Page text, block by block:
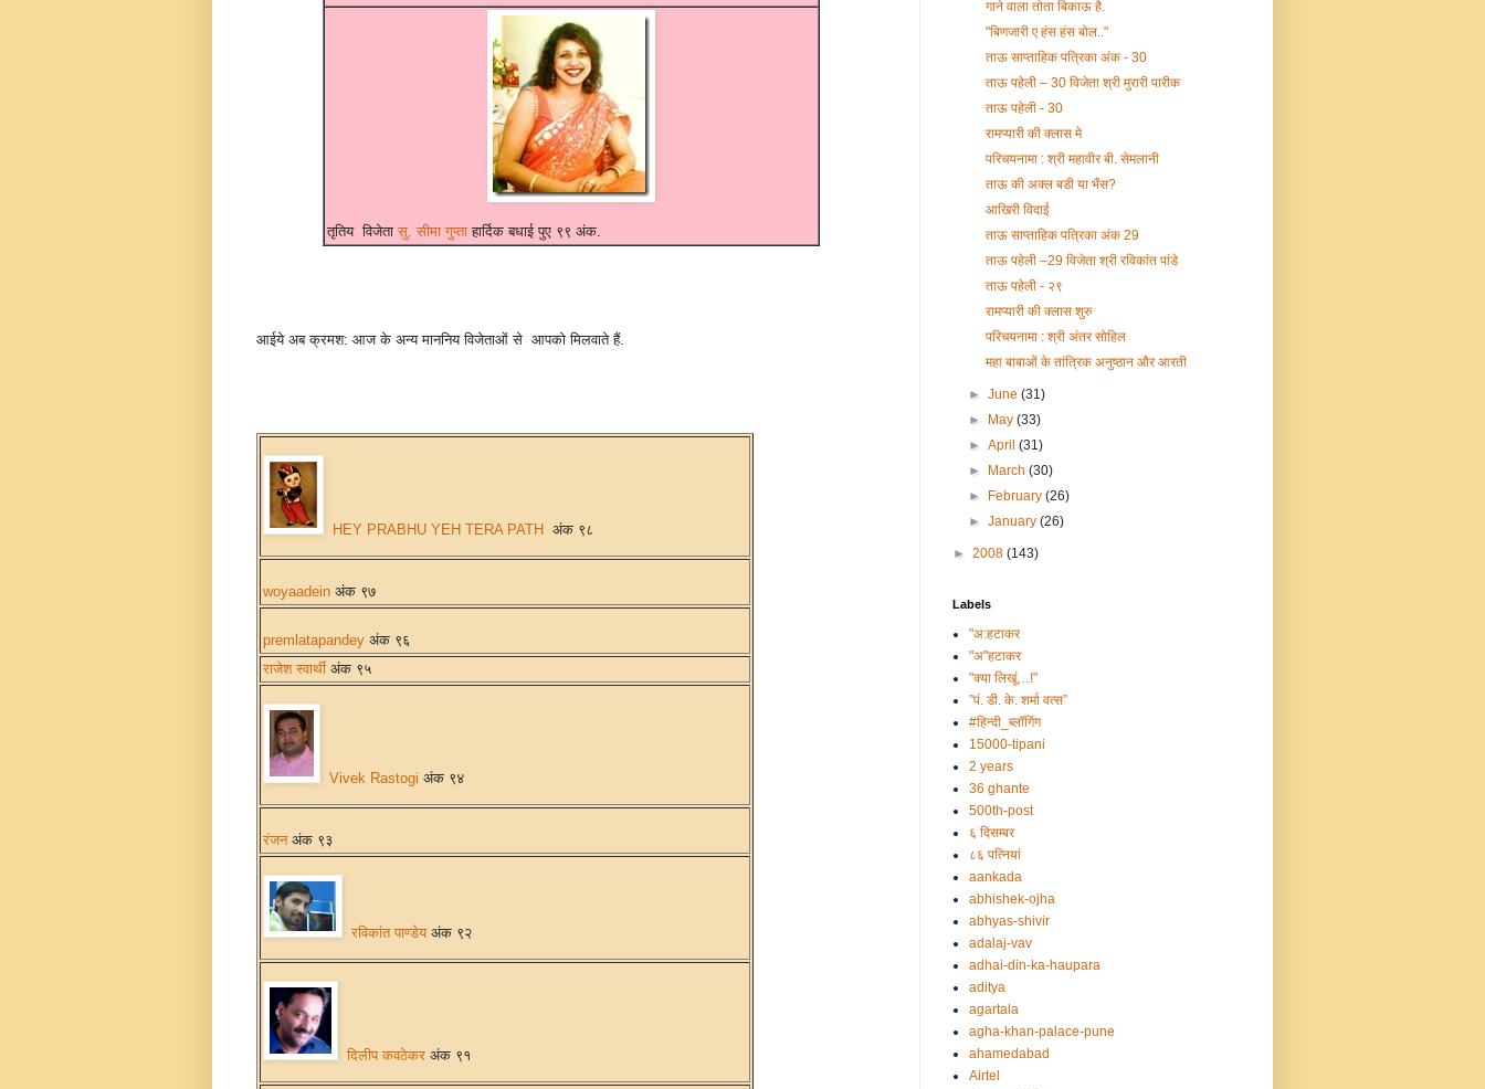
तृतिय विजेता सु. सीमा गुप्ता हार्दिक बधाई पुए ९९ अंक.
आईये अब क्रमश: आज के अन्य माननिय विजेताओं से आपको मिलवाते हैं.
HEY PRABHU YEH TERA PATH अंक ९८
woyaadein अंक ९७
premlatapandey अंक ९६
राजेश स्वार्थी अंक ९५
Vivek Rastogi अंक ९४
रंजनअंक ९३
रविकांत पाण्डेयअंक ९२
दिलीप कवठेकर अंक ९१
गाने वाला तोता बिकाऊ है.
"बिणजारी ए हंस हंस बोल.."
ताऊ साप्ताहिक पत्रिका अंक - 30
ताऊ पहेली – 30 विजेता श्री मुरारी पारीक
ताऊ पहेली - 30
रामप्यारी की क्लास मे
परिचयनामा : श्री महावीर बी. सेमलानी
ताऊ की अक्ल बडी या भैंस?
आखिरी विदाई
ताऊ साप्ताहिक पत्रिका अंक 29
ताऊ पहेली –29 विजेता श्री रविकांत पांडे
ताऊ पहेली - २९
रामप्यारी की क्लास शुरु
परिचयनामा : श्री अंतर सोहिल
महा बाबाओं के तांत्रिक अनुष्ठान और आरती
►June(31)
►
May(33)
►April(31)
►
March(30)
►
February(26)
►January(26)
► 2008 (143)
Labels
"अ:हटाकर
"अ"हटाकर
"क्या लिखूं…!"
”पं. डी. के. शर्मा वत्स”
#हिन्दी_ब्लॉगिंग
15000-tipani
2 years
36 ghante
500th-post
६ दिसम्बर
८६ पत्नियां
aankada
abhishek-ojha
abhyas-shivir
adalaj-vav
adhai-din-ka-haupara
aditya
agartala
agha-khan-palace-pune
ahamedabad
Airtel